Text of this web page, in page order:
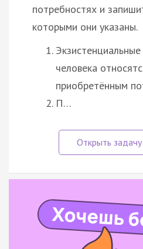
потребностях и
которыми они указаны.
человека
приобретённым
П…